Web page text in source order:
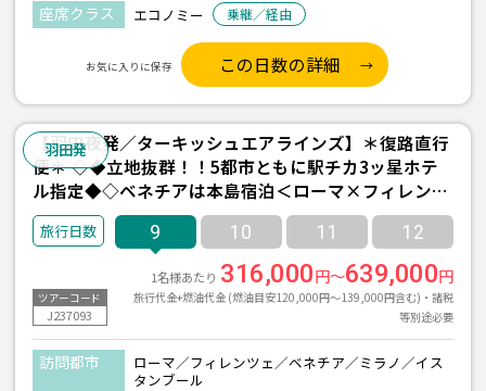
座席クラス エコノミー 乗継／経由
お気に入りに保存 この日数の詳細
羽田発
【羽田夜発／ターキッシュエアラインズ】＊復路直行
便＊ ◇◆立地抜群！！5都市ともに駅チカ3ッ星ホテ
ル指定◆◇ベネチアは本島宿泊＜ローマ×フィレンツ
ェ×ベネチア×ミラノ×イスタンブール＞9日間
9 10 11 12
ツアーコード
J237093
1名様あたり 316,000円～639,000円
旅行代金+燃油代金 (燃油目安120,000円～139,000円含む)・諸税
等別途必要
訪問都市
ローマ／フィレンツェ／ベネチア／ミラノ／イス
タンブール